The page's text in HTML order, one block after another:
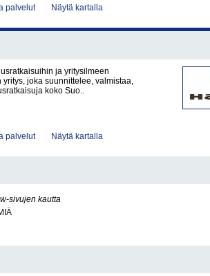
palvelut Näytä kartalla
ja yritysilmeen
joka suunnittelee, valmistaa,
koko Suo..
palvelut Näytä kartalla
sivujen kautta